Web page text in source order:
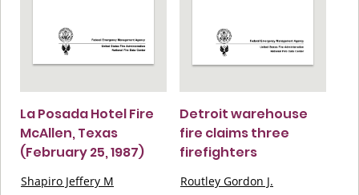
La Posada Hotel Fire
McAllen, Texas
(February 25, 1987)
Shapiro Jeffery M
Detroit warehouse
fire claims three
firefighters
Routley Gordon J.